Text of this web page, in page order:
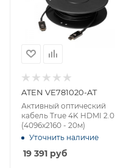
ATEN VE781020-AT
Активный оптический
кабель True 4K HDMI 2.0
(4096x2160 - 20м)
Уточнить наличие
19 391 руб